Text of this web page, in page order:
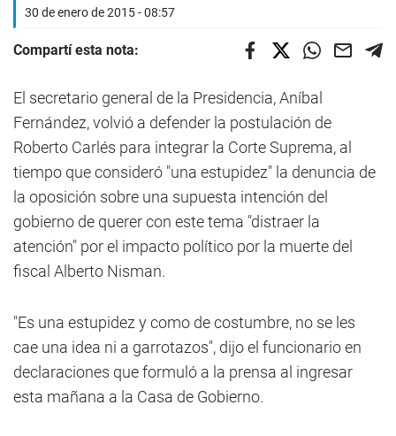
30 de enero de 2015 - 08:57
Compartí esta nota:
El secretario general de la Presidencia, Aníbal
Fernández, volvió a defender la postulación de
Roberto Carlés para integrar la Corte Suprema, al
tiempo que consideró "una estupidez" la denuncia de
la oposición sobre una supuesta intención del
gobierno de querer con este tema "distraer la
atención" por el impacto político por la muerte del
fiscal Alberto Nisman.
"Es una estupidez y como de costumbre, no se les
cae una idea ni a garrotazos", dijo el funcionario en
declaraciones que formuló a la prensa al ingresar
esta mañana a la Casa de Gobierno.